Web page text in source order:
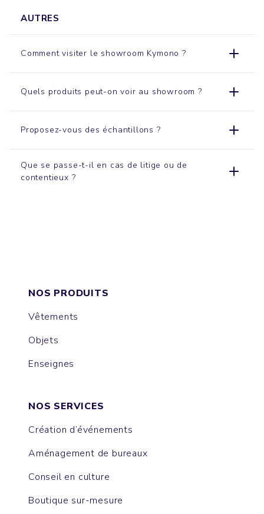
AUTRES
Comment visiter le showroom Kymono ?
Quels produits peut-on voir au showroom ?
Proposez-vous des échantillons ?
Que se passe-t-il en cas de litige ou de
contentieux ?
NOS PRODUITS
Vêtements
Objets
Enseignes
NOS SERVICES
Création d’événements
Aménagement de bureaux
Conseil en culture
Boutique sur-mesure